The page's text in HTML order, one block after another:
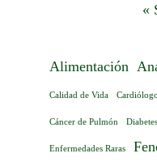
«
Alimentación
Calidad de Vida Cardiólogo
Cáncer de Pulmón Diabetes
Enfermedades Raras